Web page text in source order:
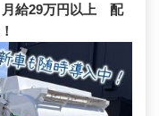
給29万円以上 配